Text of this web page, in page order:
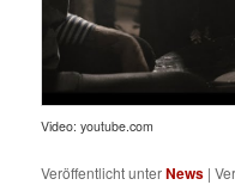
Video: youtube.com
Veröffentlicht unterNews |